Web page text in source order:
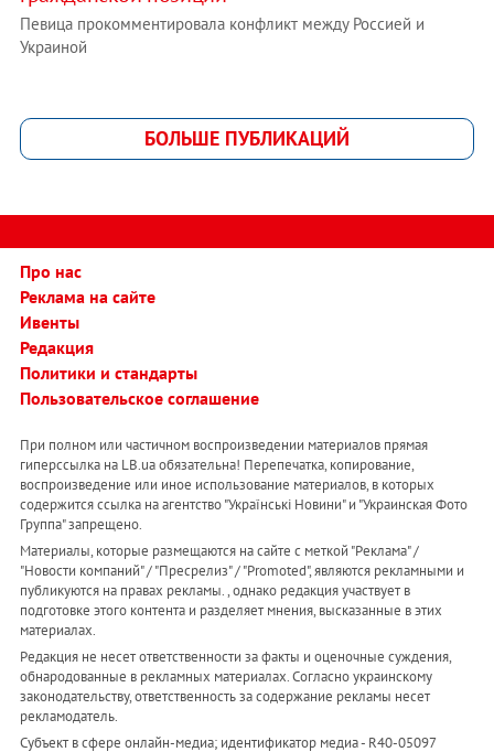
Певица прокомментировала конфликт между Россией и
Украиной
БОЛЬШЕ ПУБЛИКАЦИЙ
Про нас
Реклама на сайте
Ивенты
Редакция
Политики и стандарты
Пользовательское соглашение
При полном или частичном воспроизведении материалов прямая
гиперссылка на LB.ua обязательна! Перепечатка, копирование,
воспроизведение или иное использование материалов, в которых
содержится ссылка на агентство "Українськi Новини" и "Украинская Фото
Группа" запрещено.
Материалы, которые размещаются на сайте с меткой "Реклама" /
"Новости компаний" / "Пресрелиз" / "Promoted", являются рекламными и
публикуются на правах рекламы. , однако редакция участвует в
подготовке этого контента и разделяет мнения, высказанные в этих
материалах.
Редакция не несет ответственности за факты и оценочные суждения,
обнародованные в рекламных материалах. Согласно украинскому
законодательству, ответственность за содержание рекламы несет
рекламодатель.
Субъект в сфере онлайн-медиа; идентификатор медиа - R40-05097